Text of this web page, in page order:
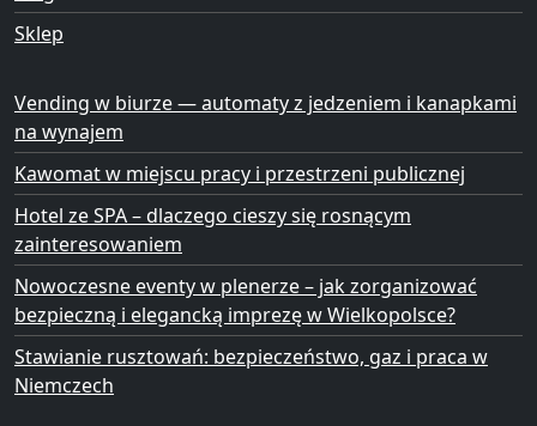
Sklep
Vending w biurze — automaty z jedzeniem i kanapkami
na wynajem
Kawomat w miejscu pracy i przestrzeni publicznej
Hotel ze SPA – dlaczego cieszy się rosnącym
zainteresowaniem
Nowoczesne eventy w plenerze – jak zorganizować
bezpieczną i elegancką imprezę w Wielkopolsce?
Stawianie rusztowań: bezpieczeństwo, gaz i praca w
Niemczech